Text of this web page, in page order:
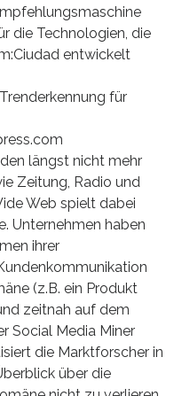
die Technologien, die
entwickelt
für
längst nicht mehr
Zeitung, Radio und
Web spielt dabei
Unternehmen haben
ihrer
(z.B. ein Produkt
zeitnah auf dem
Social Media Miner
die Marktforscher in
über die